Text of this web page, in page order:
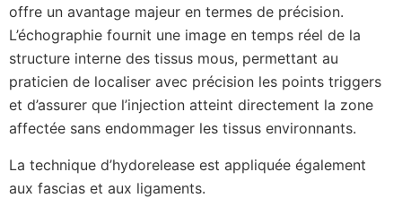
offre un avantage majeur en termes de précision.
L’échographie fournit une image en temps réel de la
structure interne des tissus mous, permettant au
praticien de localiser avec précision les points triggers
et d’assurer que l’injection atteint directement la zone
affectée sans endommager les tissus environnants.
La technique d’hydorelease est appliquée également
aux fascias et aux ligaments.